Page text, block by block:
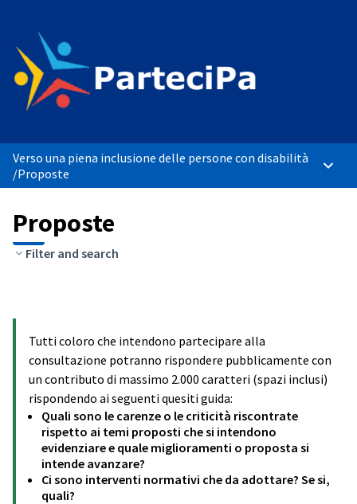
Verso una piena inclusione delle persone con disabilità
/Proposte
Proposte
Filter and search
Tutti coloro che intendono partecipare alla
consultazione potranno rispondere pubblicamente con
un contributo di massimo 2.000 caratteri (spazi inclusi)
rispondendo ai seguenti quesiti guida:
Quali sono le carenze o le criticità riscontrate
rispetto ai temi proposti che si intendono
evidenziare e quale miglioramenti o proposta si
intende avanzare?
Ci sono interventi normativi che da adottare? Se si,
quali?